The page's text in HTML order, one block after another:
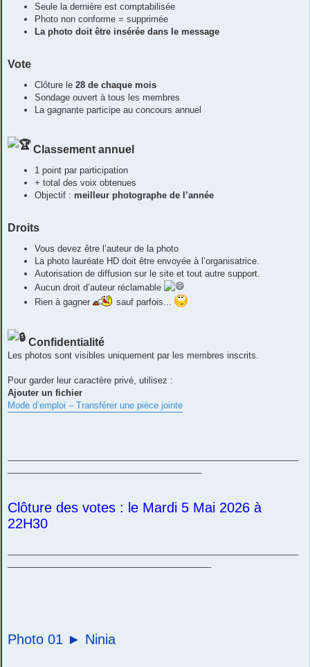
Seule la dernière est comptabilisée
Photo non conforme = supprimée
La photo doit être insérée dans le message
Vote
Clôture le 28 de chaque mois
Sondage ouvert à tous les membres
La gagnante participe au concours annuel
Classement annuel
1 point par participation
+ total des voix obtenues
Objectif : meilleur photographe de l’année
Droits
Vous devez être l’auteur de la photo
La photo lauréate HD doit être envoyée à l’organisatrice.
Autorisation de diffusion sur le site et tout autre support.
Aucun droit d’auteur réclamable
Rien à gagner
sauf parfois...
Confidentialité
Les photos sont visibles uniquement par les membres inscrits.
Pour garder leur caractère privé, utilisez :
Ajouter un fichier
Mode d’emploi – Transférer une pièce jointe
Clôture des votes : le Mardi 5 Mai 2026 à
22H30
Photo 01 ► Ninia